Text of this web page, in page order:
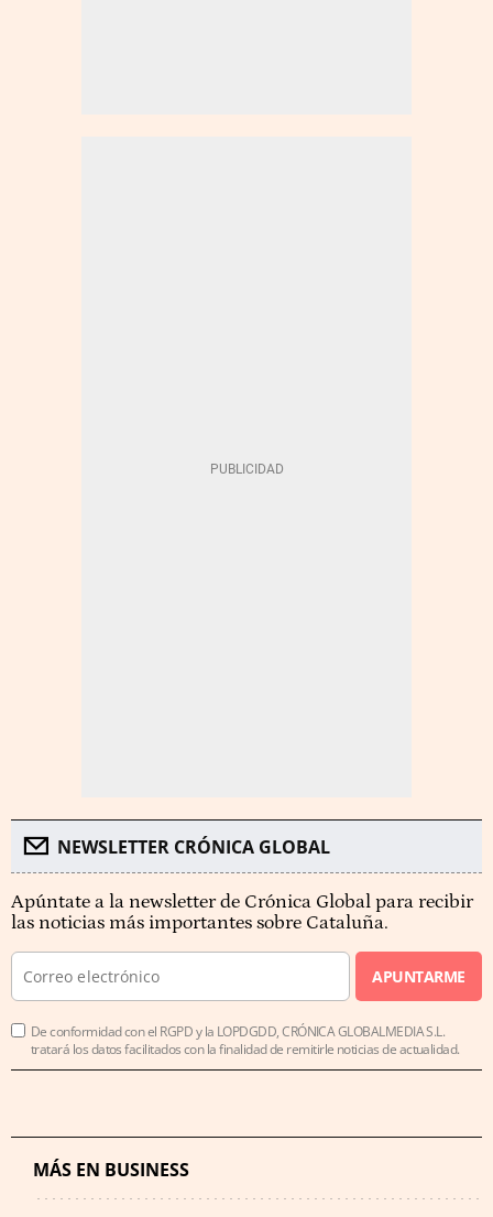
NEWSLETTER CRÓNICA GLOBAL
Apúntate a la newsletter de Crónica Global para recibir
las noticias más importantes sobre Cataluña.
APUNTARME
De conformidad con el RGPD y la LOPDGDD, CRÓNICA GLOBALMEDIA S.L.
tratará los datos facilitados con la finalidad de remitirle noticias de actualidad.
MÁS EN BUSINESS